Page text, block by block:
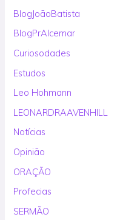
BlogJoãoBatista
BlogPrAlcemar
Curiosodades
Estudos
Leo Hohmann
LEONARDRAAVENHILL
Notícias
Opinião
ORAÇÃO
Profecias
SERMÃO